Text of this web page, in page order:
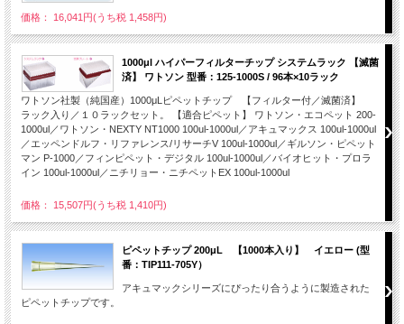
価格： 16,041円(うち税 1,458円)
1000μl ハイパーフィルターチップ システムラック 【滅菌
済】 ワトソン 型番：125-1000S / 96本×10ラック
ワトソン社製（純国産）1000μLピペットチップ 【フィルター付／滅菌済】
ラック入り／１０ラックセット。 【適合ピペット】 ワトソン・エコペット 200-
1000ul／ワトソン・NEXTY NT1000 100ul-1000ul／アキュマックス 100ul-1000ul
／エッペンドルフ・リファレンス/リサーチV 100ul-1000ul／ギルソン・ピペット
マン P-1000／フィンピペット・デジタル 100ul-1000ul／バイオヒット・プロラ
イン 100ul-1000ul／ニチリョー・ニチペットEX 100ul-1000ul
価格： 15,507円(うち税 1,410円)
ピペットチップ 200μL 【1000本入り】 イエロー (型
番：TIP111-705Y）
アキュマックシリーズにぴったり合うように製造された
ピペットチップです。